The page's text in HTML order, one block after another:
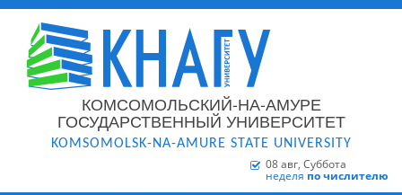
КОМСОМОЛЬСКИЙ-НА-АМУРЕ
ГОСУДАРСТВЕННЫЙ УНИВЕРСИТЕТ
KOMSOMOLSK-NA-AMURE STATE UNIVERSITY
08 авг, Суббота
неделя по числителю